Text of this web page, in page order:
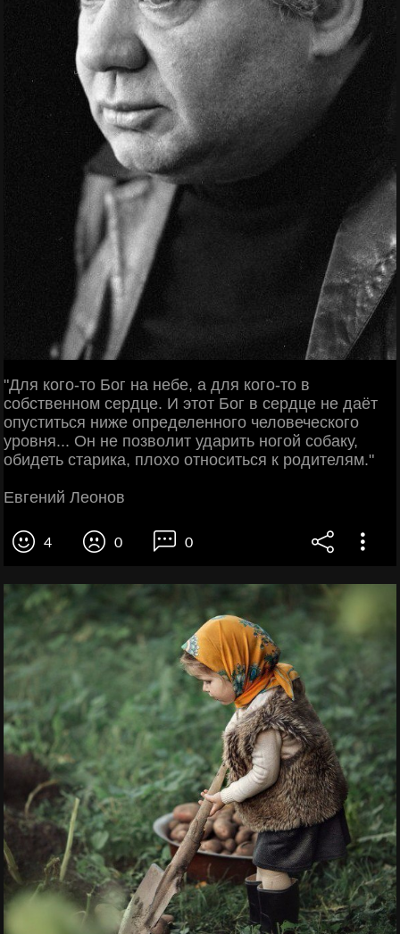
"Для кого-то Бог на небе, а для кого-то в
собственном сердце. И этот Бог в сердце не даёт
опуститься ниже определенного человеческого
уровня... Он не позволит ударить ногой собаку,
обидеть старика, плохо относиться к родителям."
Евгений Леонов
4 0 0